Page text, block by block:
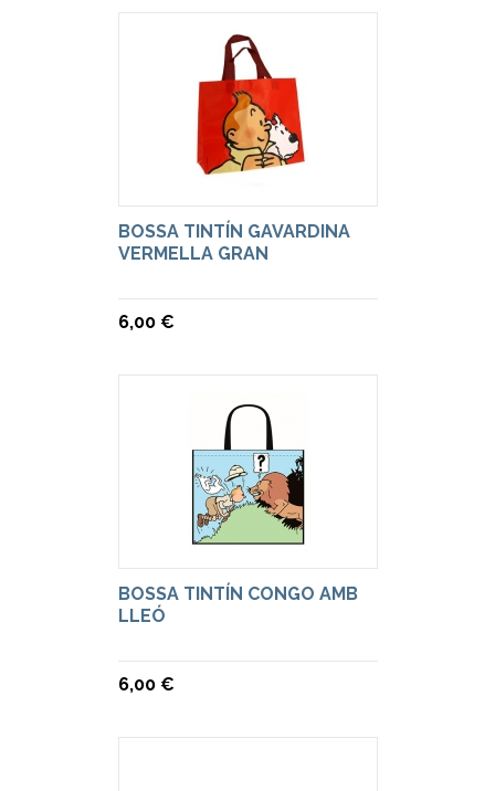
BOSSA TINTÍN GAVARDINA
VERMELLA GRAN
6,00 €
BOSSA TINTÍN CONGO AMB
LLEÓ
6,00 €